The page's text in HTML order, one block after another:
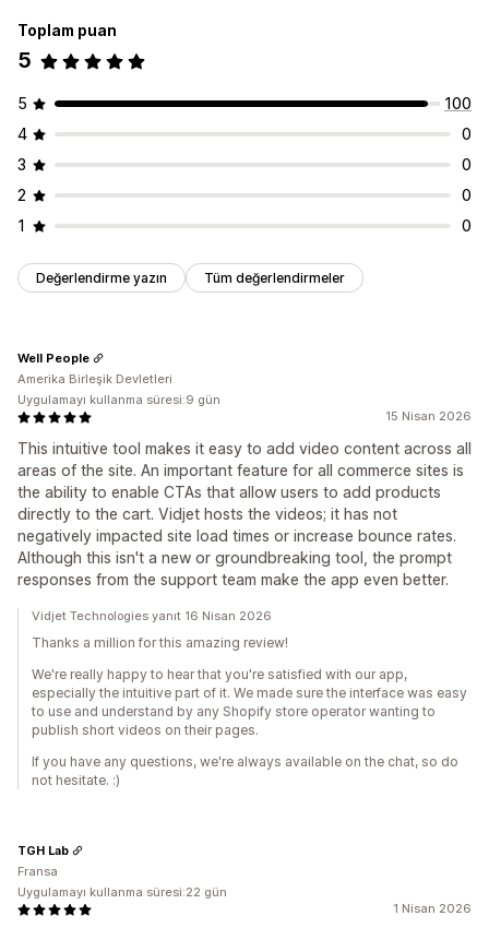
Toplam puan
5
5
100
4
0
3
0
2
0
1
0
Değerlendirme yazın Tüm değerlendirmeler
15 Nisan 2026
This intuitive tool makes it easy to add video content across all
areas of the site. An important feature for all commerce sites is
the ability to enable CTAs that allow users to add products
directly to the cart. Vidjet hosts the videos; it has not
negatively impacted site load times or increase bounce rates.
Although this isn't a new or groundbreaking tool, the prompt
responses from the support team make the app even better.
Well People
Amerika Birleşik Devletleri
Uygulamayı kullanma süresi:9 gün
Vidjet Technologies yanıt 16 Nisan 2026
Thanks a million for this amazing review!
We're really happy to hear that you're satisfied with our app,
especially the intuitive part of it. We made sure the interface was easy
to use and understand by any Shopify store operator wanting to
publish short videos on their pages.
If you have any questions, we're always available on the chat, so do
not hesitate. :)
1 Nisan 2026
TGH Lab
Fransa
Uygulamayı kullanma süresi:22 gün